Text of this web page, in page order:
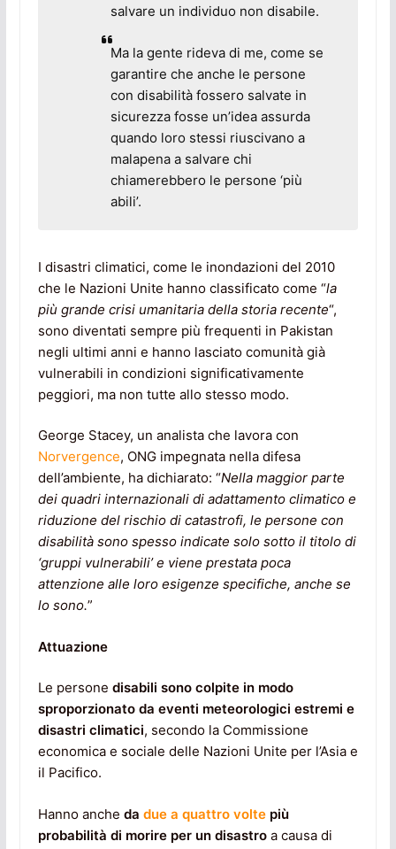
salvare un individuo non disabile.
Ma la gente rideva di me, come se
garantire che anche le persone
con disabilità fossero salvate in
sicurezza fosse un’idea assurda
quando loro stessi riuscivano a
malapena a salvare chi
chiamerebbero le persone ‘più
abili’.
I disastri climatici, come le inondazioni del 2010
che le Nazioni Unite hanno classificato come “la
più grande crisi umanitaria della storia recente“,
sono diventati sempre più frequenti in Pakistan
negli ultimi anni e hanno lasciato comunità già
vulnerabili in condizioni significativamente
peggiori, ma non tutte allo stesso modo.
George Stacey, un analista che lavora con
Norvergence, ONG impegnata nella difesa
dell’ambiente, ha dichiarato: “Nella maggior parte
dei quadri internazionali di adattamento climatico e
riduzione del rischio di catastrofi, le persone con
disabilità sono spesso indicate solo sotto il titolo di
‘gruppi vulnerabili’ e viene prestata poca
attenzione alle loro esigenze specifiche, anche se
lo sono.”
Attuazione
Le persone disabili sono colpite in modo
sproporzionato da eventi meteorologici estremi e
disastri climatici, secondo la Commissione
economica e sociale delle Nazioni Unite per l’Asia e
il Pacifico.
Hanno anche da due a quattro voltepiù
probabilità di morire per un disastroa causa di